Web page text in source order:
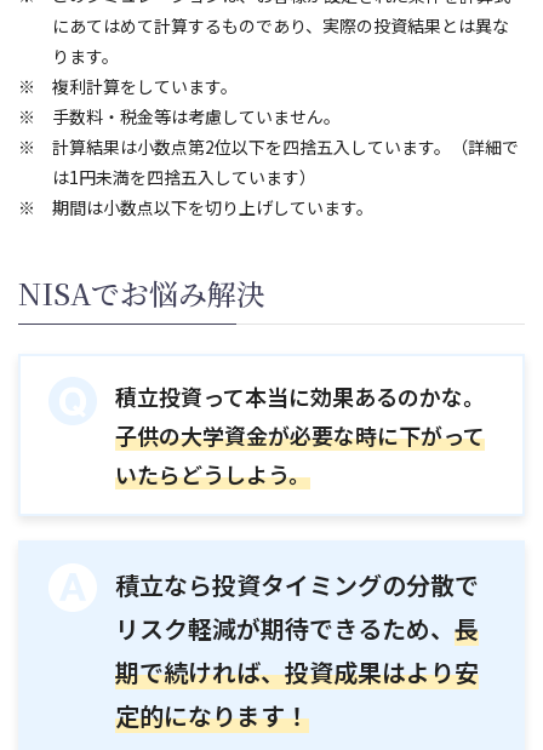
にあてはめて計算するものであり、実際の投資結果とは異な
ります。
複利計算をしています。
手数料・税金等は考慮していません。
計算結果は小数点第2位以下を四捨五入しています。（詳細で
は1円未満を四捨五入しています）
期間は小数点以下を切り上げしています。
NISAでお悩み解決
積立投資って本当に効果あるのかな。
子供の大学資金が必要な時に下がって
いたらどうしよう。
積立なら投資タイミングの分散で
リスク軽減が期待できるため、 長
期で続ければ、投資成果はより安
定的になります！